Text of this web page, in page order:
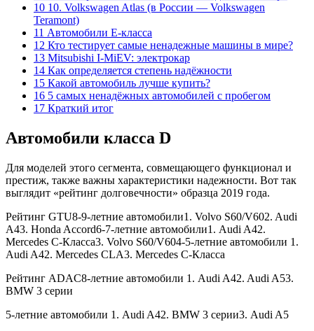
10 10. Volkswagen Atlas (в России — Volkswagen
Teramont)
11 Автомобили E-класса
12 Кто тестирует самые ненадежные машины в мире?
13 Mitsubishi I-MiEV: электрокар
14 Как определяется степень надёжности
15 Какой автомобиль лучше купить?
16 5 самых ненадёжных автомобилей с пробегом
17 Краткий итог
Автомобили класса D
Для моделей этого сегмента, совмещающего функционал и
престиж, также важны характеристики надежности. Вот так
выглядит «рейтинг долговечности» образца 2019 года.
Рейтинг GTU8-9-летние автомобили1. Volvo S60/V602. Audi
A43. Honda Accord6-7-летние автомобили1. Audi A42.
Mercedes C-Класса3. Volvo S60/V604-5-летние автомобили 1.
Audi A42. Mercedes CLA3. Mercedes C-Класса
Рейтинг ADAC8-летние автомобили 1. Audi A42. Audi A53.
BMW 3 серии
5-летние автомобили 1. Audi A42. BMW 3 серии3. Audi A5